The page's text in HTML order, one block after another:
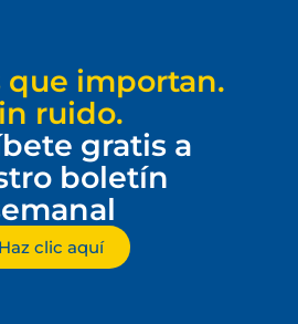
que importan.
ruido.
gratis a
boletín
Haz clic aquí